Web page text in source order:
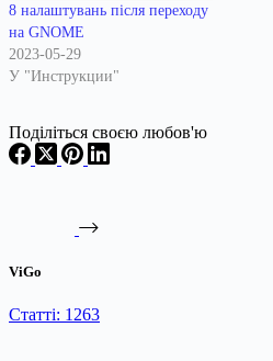
8 налаштувань після переходу
на GNOME
2023-05-29
У "Инструкции"
Поділіться своєю любов'ю
ViGo
Статті: 1263